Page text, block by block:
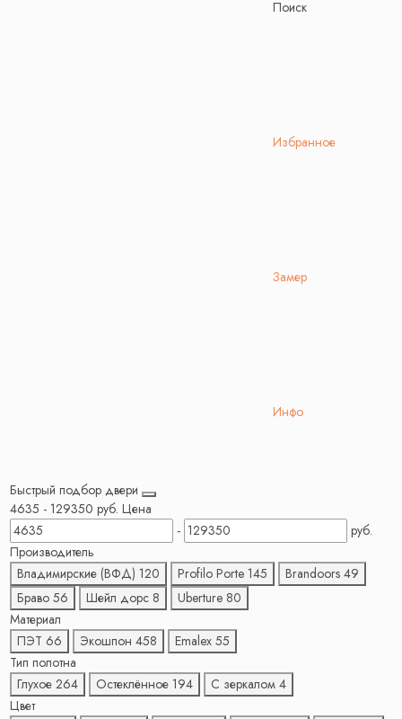
Поиск
Избранное
Замер
Инфо
Быстрый подбор двери
4635 - 129350 руб. Цена
-
руб.
Производитель
Владимирские (ВФД) 120 Profilo Porte 145 Brandoors 49
Браво 56 Шейл дорс 8 Uberture 80
Материал
ПЭТ 66 Экошпон 458 Emalex 55
Тип полотна
Глухое 264 Остеклённое 194 С зеркалом 4
Цвет